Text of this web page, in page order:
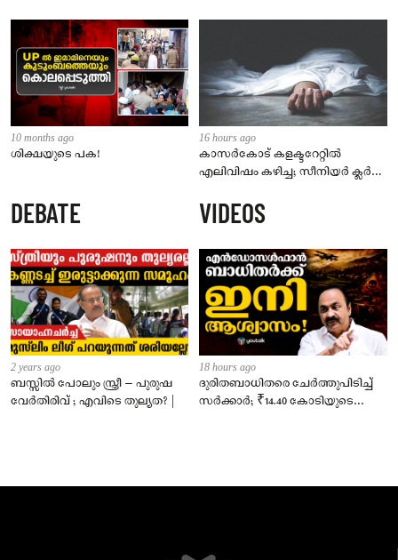
10 months ago
ശിക്ഷയുടെ പക!
16 hours ago
കാസർകോട് കളക്ടറേറ്റിൽ
എലിവിഷം കഴിച്ച; സീനിയർ ക്ലർക്ക്
DEBATE
2 years ago
ബസ്സിൽ പോലും സ്ത്രീ – പുരുഷ
വേർതിരിവ് ; എവിടെ തുല്യത? |
VIDEOS
18 hours ago
ദുരിതബാധിതരെ ചേർത്തുപിടിച്ച്
സർക്കാർ; ₹14.40 കോടിയുടെ